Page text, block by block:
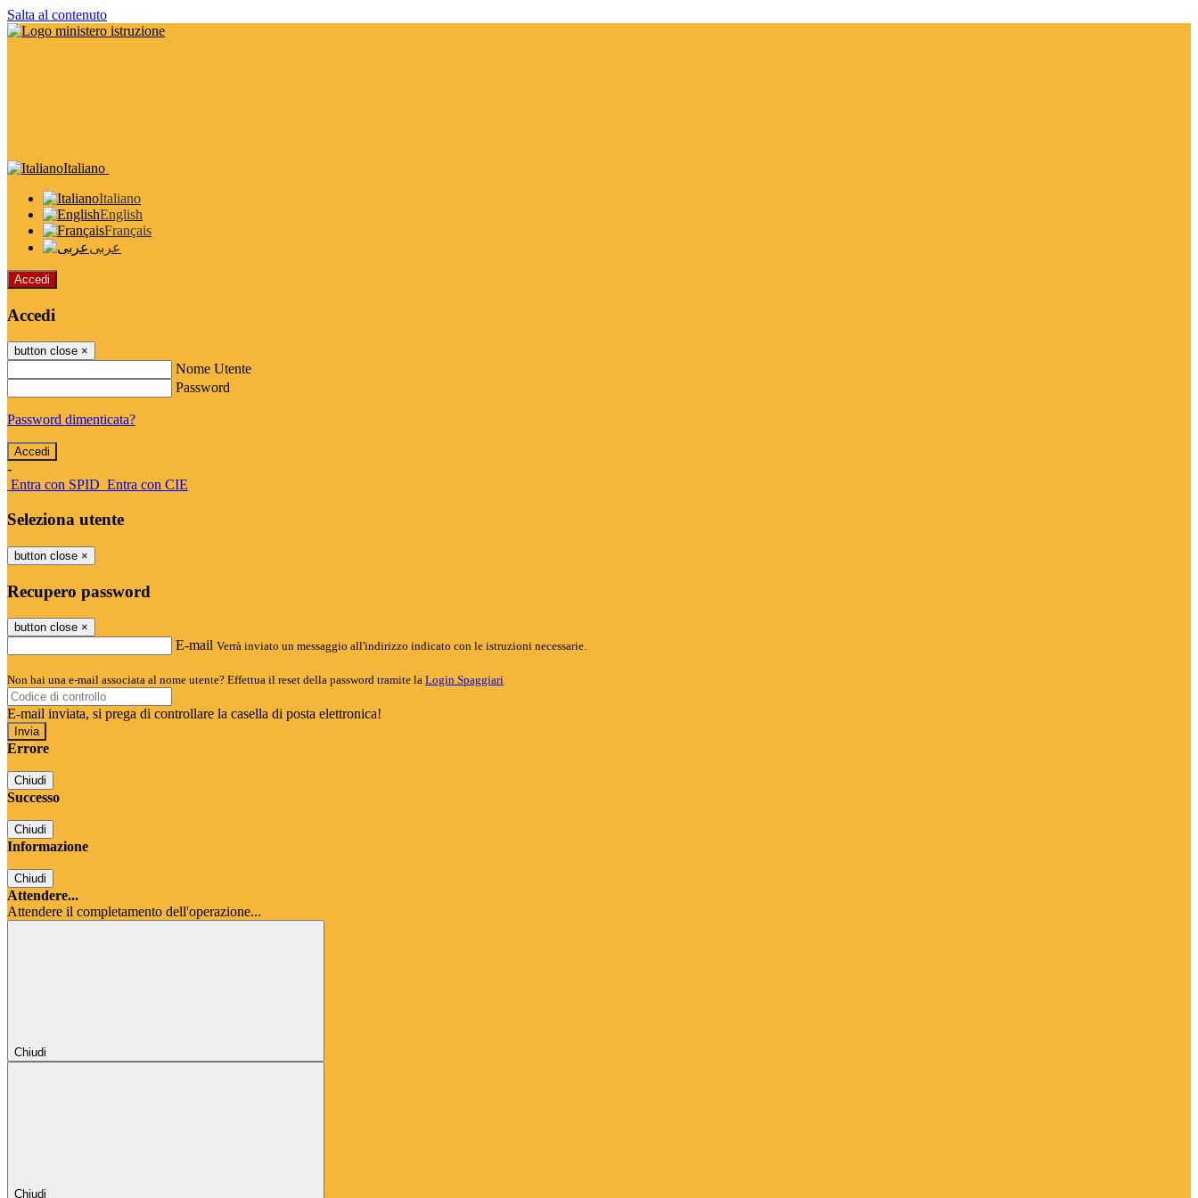
Salta al contenuto
Italiano
Italiano
English
Français
عربى
Accedi
Accedi
button close ×
Nome Utente
Password
Password dimenticata?
-
Entra con SPID Entra con CIE
Seleziona utente
button close ×
Recupero password
button close ×
E-mail Verrà inviato un messaggio all'indirizzo indicato con le istruzioni necessarie.
Non hai una e-mail associata al nome utente? Effettua il reset della password tramite la Login Spaggiari
E-mail inviata, si prega di controllare la casella di posta elettronica!
Errore
Chiudi
Successo
Chiudi
Informazione
Chiudi
Attendere...
Attendere il completamento dell'operazione...
Chiudi
Chiudi